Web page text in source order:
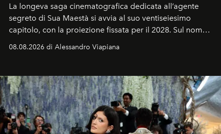
La longeva saga cinematografica dedicata all’agente
segreto di Sua Maestà si avvia al suo ventiseiesimo
capitolo, con la proiezione fissata per il 2028. Sul nome
dell’attore chiamato a raccogliere l’eredità di Daniel
Craig, però, regna ancora il più assoluto riserbo.
08.08.2026 di Alessandro Viapiana